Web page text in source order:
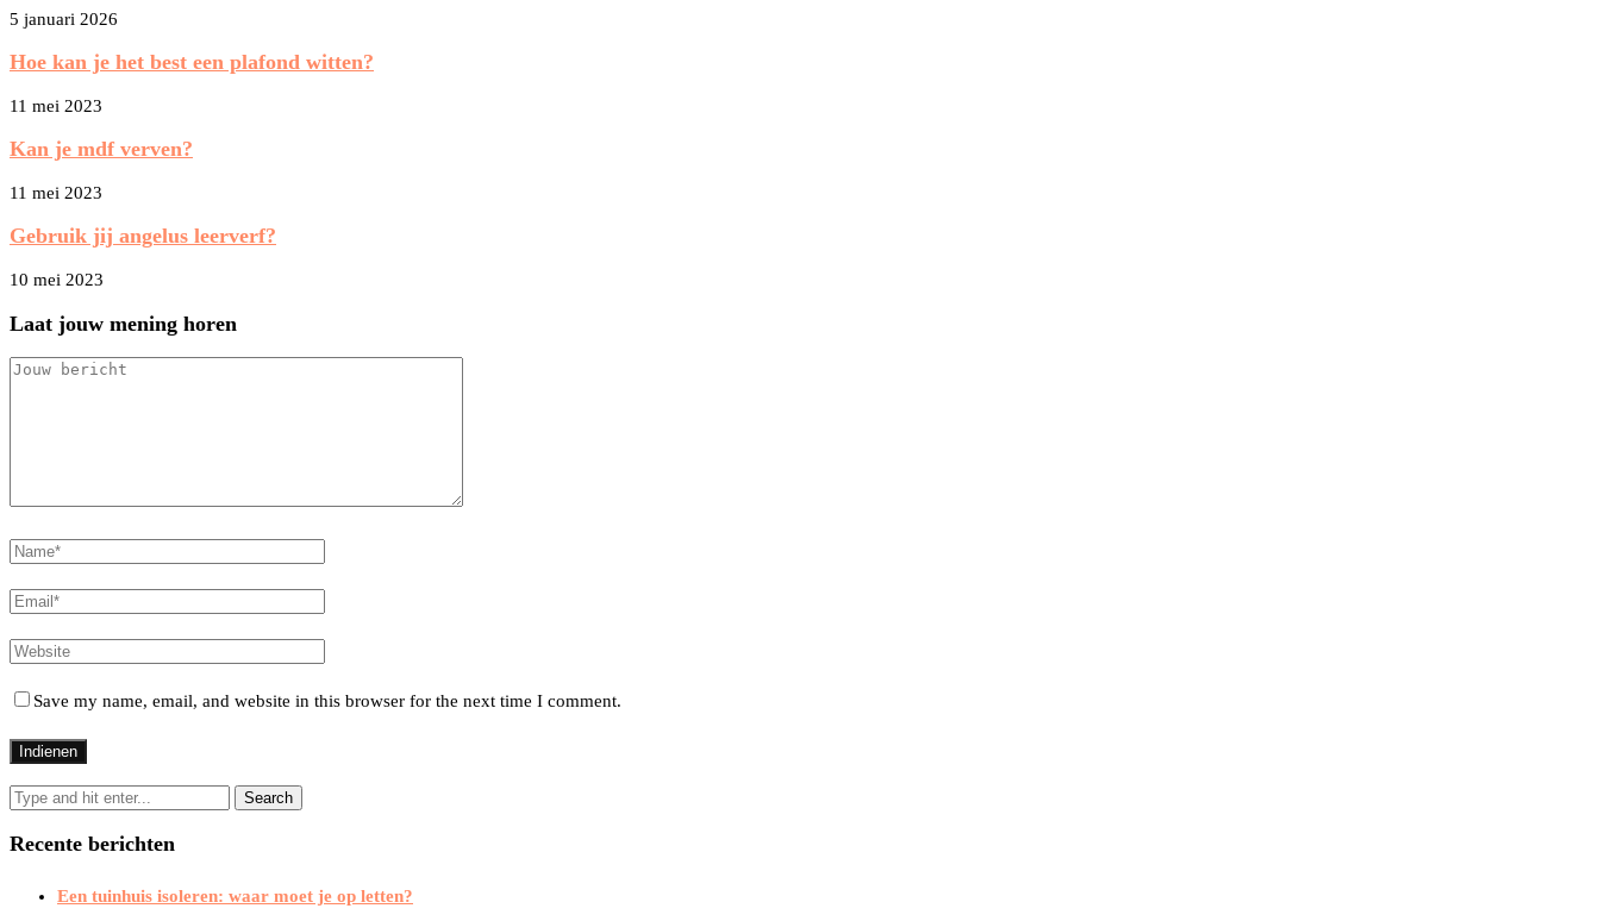
5 januari 2026
Hoe kan je het best een plafond witten?
11 mei 2023
Kan je mdf verven?
11 mei 2023
Gebruik jij angelus leerverf?
10 mei 2023
Laat jouw mening horen
Save my name, email, and website in this browser for the next time I comment.
Recente berichten
Een tuinhuis isoleren: waar moet je op letten?